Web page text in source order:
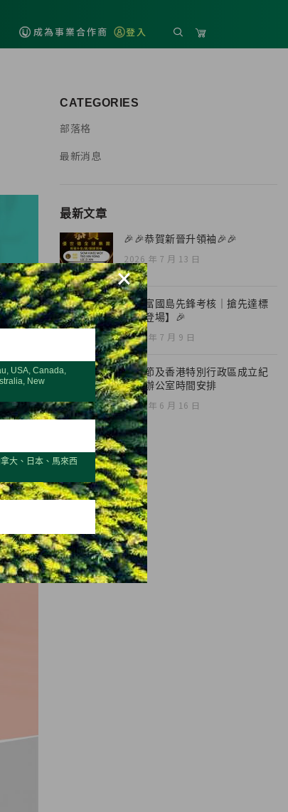
成為事業合作商 登入
CATEGORIES
部落格
最新消息
最新文章
🎉🎉恭賀新晉升領袖🎉🎉
2026 年 7 月 13 日
🎉【富國島先鋒考核｜搶先達標
榮耀登場】🎉
2026 年 7 月 9 日
端午節及香港特別行政區成立紀
念日辦公室時間安排
2026 年 6 月 16 日
×
USA, Canada,
New
大、日本、馬來西